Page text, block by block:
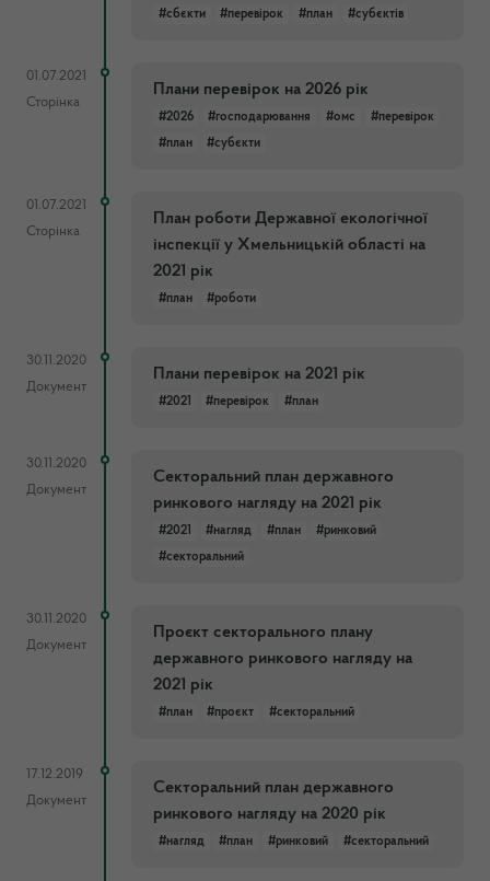
#сбєкти
#перевірок #план #субєктів
01.07.2021
Сторінка
Плани перевірок на 2026 рік
#2026 #господарювання #омс
#перевірок
#план
#субєкти
01.07.2021
Сторінка
План роботи Державної екологічної
інспекції у Хмельницькій області на
2021 рік
#план #роботи
30.11.2020
Документ
Плани перевірок на 2021 рік
#2021 #перевірок #план
30.11.2020
Документ
Секторальний план державного
ринкового нагляду на 2021 рік
#2021 #нагляд #план
#ринковий
#секторальний
30.11.2020
Документ
Проєкт секторального плану
державного ринкового нагляду на
2021 рік
#план #проєкт #секторальний
17.12.2019
Документ
Секторальний план державного
ринкового нагляду на 2020 рік
#нагляд #план #ринковий #секторальний